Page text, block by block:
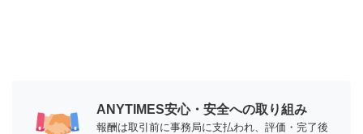
ANYTIMES安心・安全への取り組み
報酬は取引前に事務局に支払われ、評価・完了後